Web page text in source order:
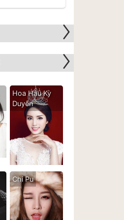
Hoa Hậu Kỳ
Duyên
Chi Pu